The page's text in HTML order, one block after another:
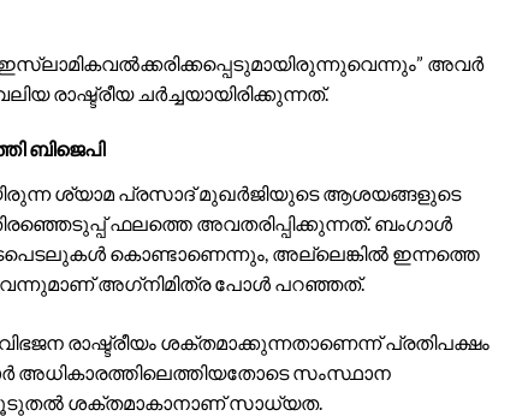
അവർ
രാഷ്ട്രീയ ചർച്ചയായിരിക്കുന്നത്.
ബിജെപി
ശ്യാമ പ്രസാദ് മുഖർജിയുടെ ആശയങ്ങളുടെ
ഫലത്തെ അവതരിപ്പിക്കുന്നത്. ബംഗാൾ
കൊണ്ടാണെന്നും, അല്ലെങ്കിൽ ഇന്നത്തെ
അഗ്‌നിമിത്ര പോൾ പറഞ്ഞത്.
രാഷ്ട്രീയം ശക്തമാക്കുന്നതാണെന്ന് പ്രതിപക്ഷം
അധികാരത്തിലെത്തിയതോടെ സംസ്ഥാന
കൂടുതൽ ശക്തമാകാനാണ് സാധ്യത.